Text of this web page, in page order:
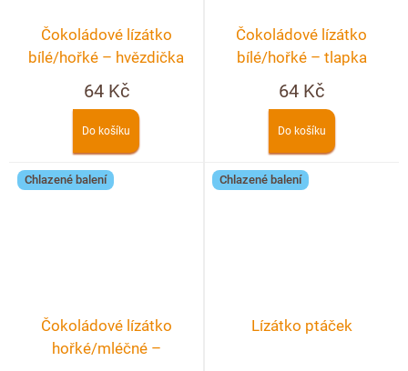
Čokoládové lízátko
bílé/hořké – hvězdička
64 Kč
Do košíku
Čokoládové lízátko
bílé/hořké – tlapka
64 Kč
Do košíku
Chlazené balení
Čokoládové lízátko
hořké/mléčné –
Chlazené balení
Lízátko ptáček